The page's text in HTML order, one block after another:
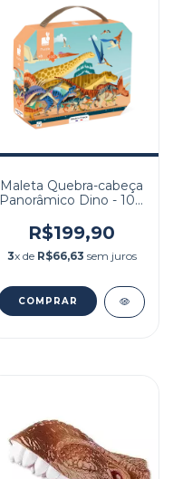
Maleta Quebra-cabeça
Panorâmico Dino - 100
R$199,90
3x de R$66,63 sem juros